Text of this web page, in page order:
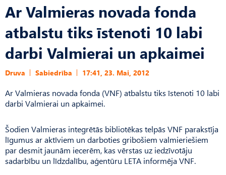
Ar Valmieras novada fonda
atbalstu tiks īstenoti 10 labi
darbi Valmierai un apkaimei
Druva Sabiedrība 17:41, 23. Mai, 2012
Ar Valmieras novada fonda (VNF) atbalstu tiks īstenoti 10 labi
darbi Valmierai un apkaimei.
Šodien Valmieras integrētās bibliotēkas telpās VNF parakstīja
līgumus ar aktīviem un darboties gribošiem valmieriešiem
par desmit jaunām iecerēm, kas vērstas uz iedzīvotāju
sadarbību un līdzdalību, aģentūru LETA informēja VNF.